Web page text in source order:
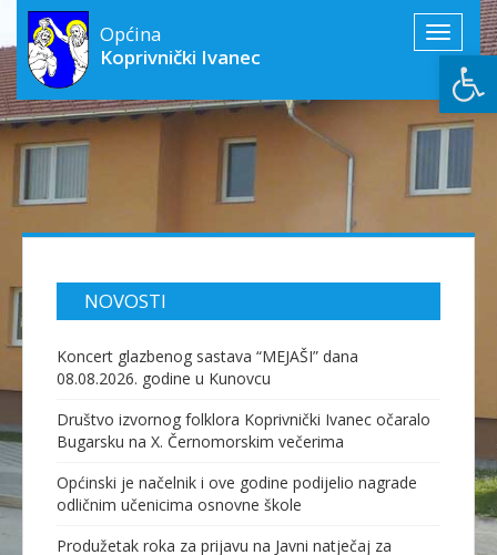
Toggle
Općina
Koprivnički Ivanec
NOVOSTI
Koncert glazbenog sastava “MEJAŠI” dana
08.08.2026. godine u Kunovcu
Društvo izvornog folklora Koprivnički Ivanec očaralo
Bugarsku na X. Černomorskim večerima
Općinski je načelnik i ove godine podijelio nagrade
odličnim učenicima osnovne škole
Produžetak roka za prijavu na Javni natječaj za